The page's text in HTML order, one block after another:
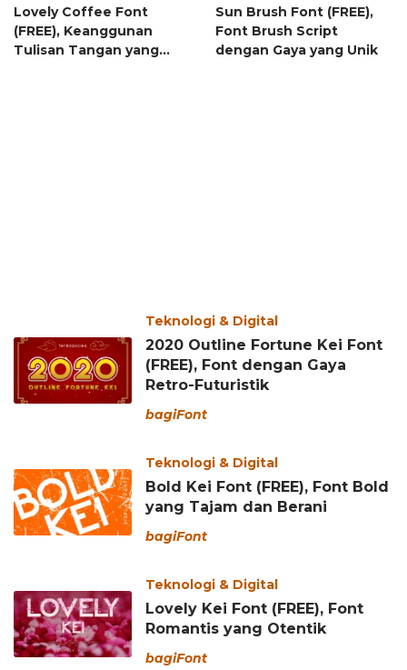
Lovely Coffee Font
(FREE), Keanggunan
Tulisan Tangan yang
Sun Brush Font (FREE),
Font Brush Script
dengan Gaya yang Unik
Teknologi & Digital
2020 Outline Fortune Kei Font
(FREE), Font dengan Gaya
Retro-Futuristik
bagiFont
Teknologi & Digital
Bold Kei Font (FREE), Font Bold
yang Tajam dan Berani
bagiFont
Teknologi & Digital
Lovely Kei Font (FREE), Font
Romantis yang Otentik
bagiFont